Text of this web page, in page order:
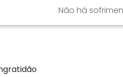
Não há